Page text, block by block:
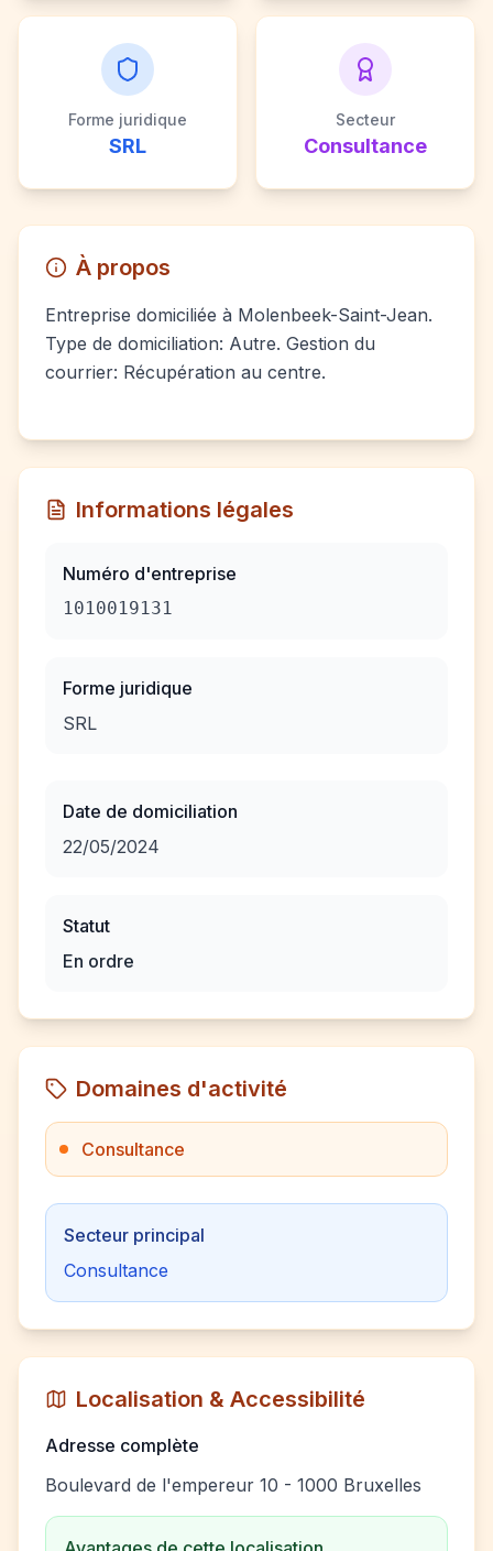
Forme juridique
SRL
Secteur
Consultance
À propos
Entreprise domiciliée à Molenbeek-Saint-Jean.
Type de domiciliation: Autre. Gestion du
courrier: Récupération au centre.
Informations légales
Numéro d'entreprise
1010019131
Forme juridique
SRL
Date de domiciliation
22/05/2024
Statut
En ordre
Domaines d'activité
Consultance
Secteur principal
Consultance
Localisation & Accessibilité
Adresse complète
Boulevard de l'empereur 10 - 1000 Bruxelles